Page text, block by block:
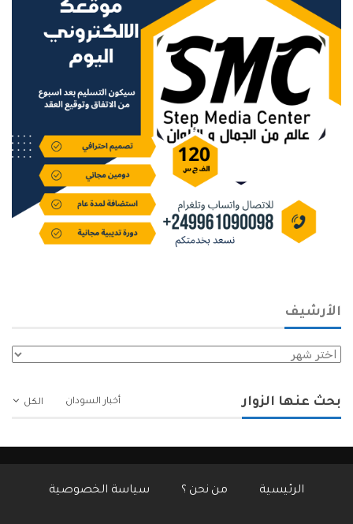
الأرشيف
الأرشيف
الكل بحث عنها الزوار أخبار السودان
الرئيسية من نحن ؟ سياسة الخصوصية